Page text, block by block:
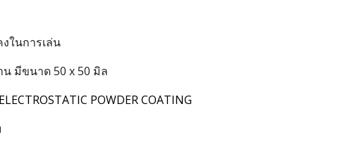
ในการเล่น
น มีขนาด 50 x 50 มิล
POWDER COATING